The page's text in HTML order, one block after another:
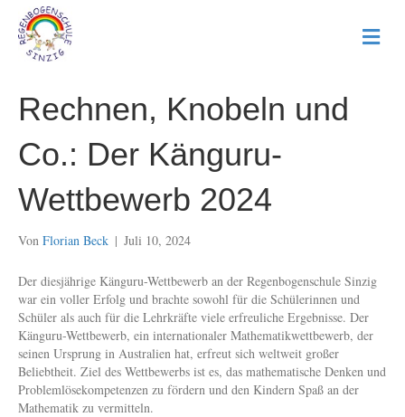
N
a
Rechnen, Knobeln und
Co.: Der Känguru-
Wettbewerb 2024
Von Florian Beck | Juli 10, 2024
Der diesjährige Känguru-Wettbewerb an der Regenbogenschule Sinzig
war ein voller Erfolg und brachte sowohl für die Schülerinnen und
Schüler als auch für die Lehrkräfte viele erfreuliche Ergebnisse. Der
Känguru-Wettbewerb, ein internationaler Mathematikwettbewerb, der
seinen Ursprung in Australien hat, erfreut sich weltweit großer
Beliebtheit. Ziel des Wettbewerbs ist es, das mathematische Denken und
Problemlösekompetenzen zu fördern und den Kindern Spaß an der
Mathematik zu vermitteln.